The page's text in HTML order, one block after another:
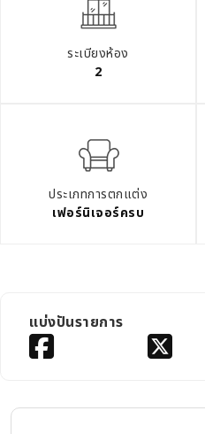
ระเบียงห้อง
2
ประเภทการตกแต่ง
เฟอร์นิเจอร์ครบ
แบ่งปันรายการ